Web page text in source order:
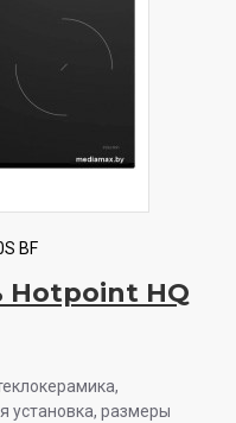
BF
Hotpoint HQ
установка, размеры